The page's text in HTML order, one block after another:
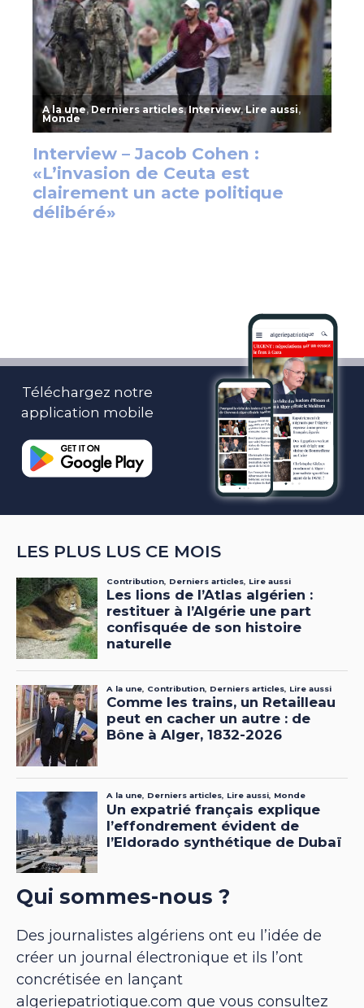
Téléchargez notre
application mobile
LES PLUS LUS CE MOIS
Qui sommes-nous ?
Des journalistes algériens ont eu l’idée de
créer un journal électronique et ils l’ont
concrétisée en lançant
algeriepatriotique.com que vous consultez